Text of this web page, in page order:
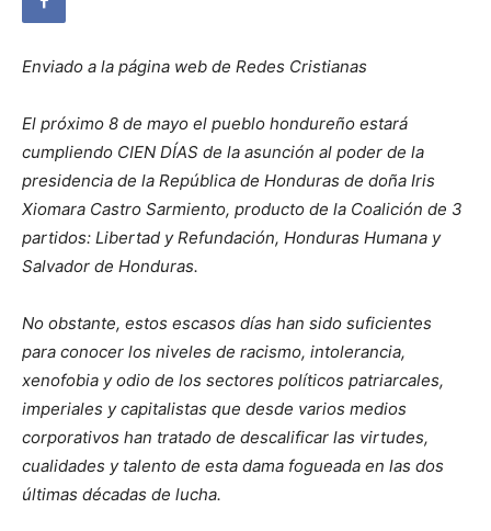
Enviado a la página web de Redes Cristianas
El próximo 8 de mayo el pueblo hondureño estará
cumpliendo CIEN DÍAS de la asunción al poder de la
presidencia de la República de Honduras de doña Iris
Xiomara Castro Sarmiento, producto de la Coalición de 3
partidos: Libertad y Refundación, Honduras Humana y
Salvador de Honduras.
No obstante, estos escasos días han sido suficientes
para conocer los niveles de racismo, intolerancia,
xenofobia y odio de los sectores políticos patriarcales,
imperiales y capitalistas que desde varios medios
corporativos han tratado de descalificar las virtudes,
cualidades y talento de esta dama fogueada en las dos
últimas décadas de lucha.